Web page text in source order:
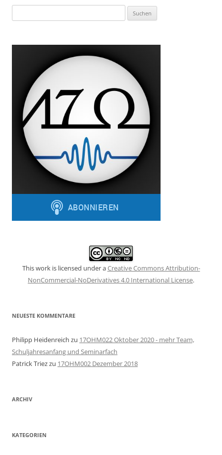
nach:
This work is licensed under aCreative Commons Attribution-
NonCommercial-NoDerivatives 4.0 International License.
NEUESTE KOMMENTARE
Philipp Heidenreich zu 17OHM022 Oktober 2020 - mehr Team,
Schuljahresanfang und Seminarfach
Patrick Triezzu 17OHM002 Dezember 2018
ARCHIV
KATEGORIEN